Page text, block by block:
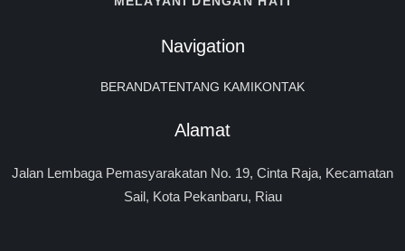
Navigation
BERANDATENTANG KAMIKONTAK
Alamat
Jalan Lembaga Pemasyarakatan No. 19, Cinta Raja, Kecamatan
Sail, Kota Pekanbaru, Riau